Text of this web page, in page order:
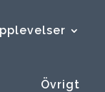
Övrigt